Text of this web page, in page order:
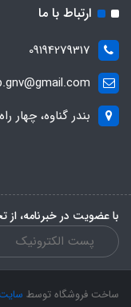
ارتباط با ما
09194279317
بندر گناوه، چهار
با عضویت در خبرنامه،
ساخت فروشگاه توسط